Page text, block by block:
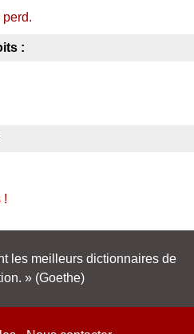
:
!
les meilleurs dictionnaires de
(Goethe)